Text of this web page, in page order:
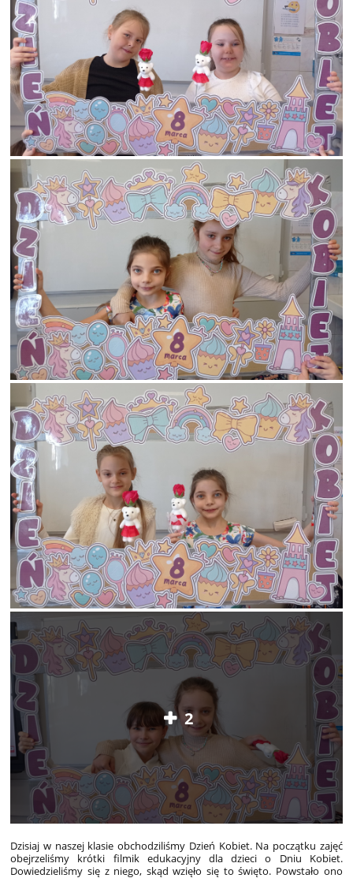
2
Dzisiaj w naszej klasie obchodziliśmy Dzień Kobiet. Na początku zajęć
obejrzeliśmy krótki filmik edukacyjny dla dzieci o Dniu Kobiet.
Dowiedzieliśmy się z niego, skąd wzięło się to święto. Powstało ono